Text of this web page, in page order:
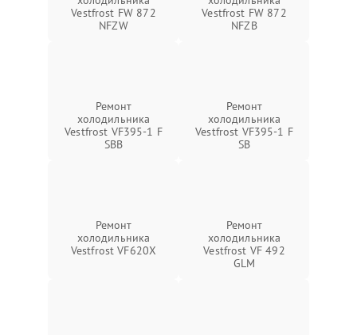
Vestfrost FW 872
NFZW
Vestfrost FW 872
NFZВ
Ремонт
холодильника
Vestfrost VF395-1 F
SBB
Ремонт
холодильника
Vestfrost VF395-1 F
SB
Ремонт
холодильника
Vestfrost VF620X
Ремонт
холодильника
Vestfrost VF 492
GLM